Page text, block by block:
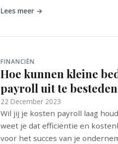
Lees meer →
FINANCIËN
Hoe kunnen kleine
payroll uit te
22 December 2023
Wil jij je kosten payroll laag
weet je dat efficiëntie en
voor het succes van je